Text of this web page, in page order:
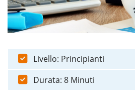
Livello: Principianti
Durata: 8 Minuti